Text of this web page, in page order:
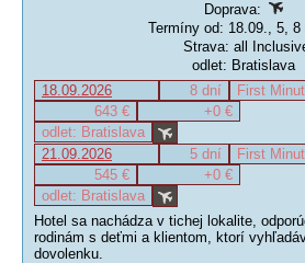
Doprava:
Termíny od: 18.09., 5, 8
Strava: all
odlet: Bratislava
18.09.2026
8 dní
First
643 €
+0 €
odlet: Bratislava
21.09.2026
5 dní
First
545 €
+0 €
odlet: Bratislava
Hotel sa nachádza v tichej lokalite,
rodinám s deťmi a klientom, ktorí
dovolenku.